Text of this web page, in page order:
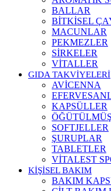
BALLAR
BİTKİSEL
MACUNLAR
PEKMEZLER
SİRKELER
VİTALLER
GIDA TAKVİYELERİ
AVİCENNA
KAPSÜLLER
SOFTJELLER
ŞURUPLAR
TABLETLER
VİTALEST
KİŞİSEL BAKIM
BAKIM